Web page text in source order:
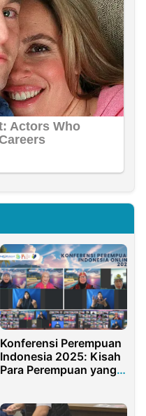
Konferensi Perempuan
Indonesia 2025: Kisah
Para Perempuan yang